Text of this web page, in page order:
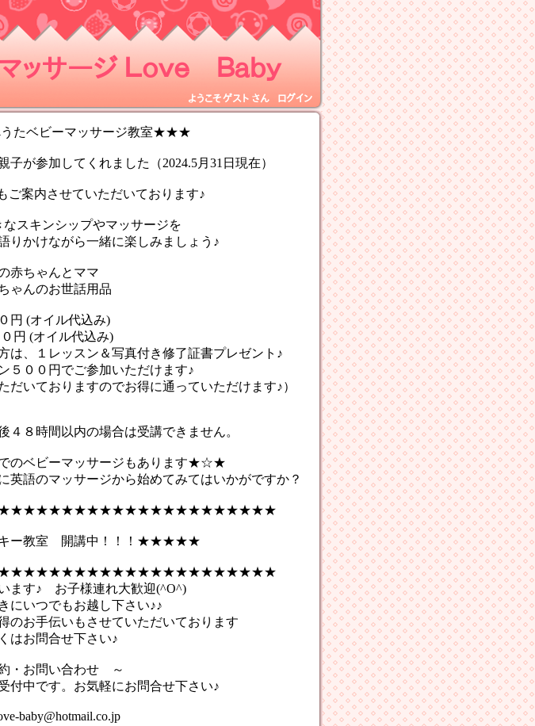
ようこそゲスト さん ログイン
サージ Ｌｏｖｅ Ｂａｂｙ
ビーマッサージ教室★★★
参加してくれました（2024.5月31日現在）
案内させていただいております♪
ンシップやマッサージを
ながら一緒に楽しみましょう♪
赤ちゃんとママ
ゃんのお世話用品
円 (オイル代込み)
イル代込み)
ッスン＆写真付き修了証書プレゼント♪
５００円でご参加いただけます♪
だいておりますのでお得に通っていただけます♪）
時間以内の場合は受講できません。
ッサージもあります★☆★
のマッサージから始めてみてはいかがですか？
ー教室 開講中！！！★★★★★
ます♪ お子様連れ大歓迎(^O^)
にいつでもお越し下さい♪♪
のお手伝いもさせていただいております
せ下さい♪
合わせ ～
す。お気軽にお問合せ下さい♪